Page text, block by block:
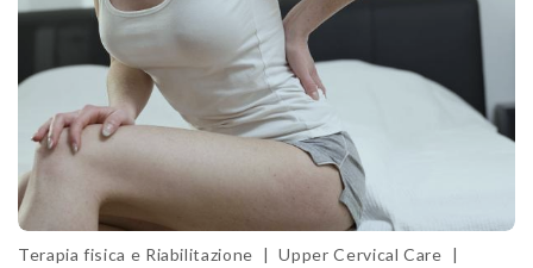
Terapia fisica e Riabilitazione | Upper Cervical Care |